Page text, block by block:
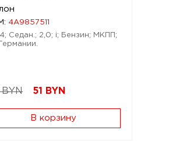
4A9857511
Седан.; 2,0; i; Бензин; МКПП;
51 BYN
В корзину